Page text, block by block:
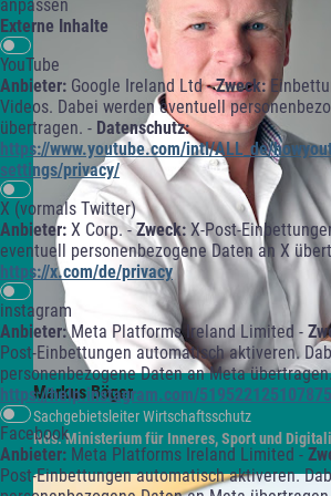
anpassen
Externe Inhalte
YouTube
Anbieter: Google Ireland Ltd -Zweck:
Videos. Dabei werden eventuell
übertragen. - Datenschutz:
https://www.youtube.com/intl/ALL_de/
settings/privacy/
X (vormals Twitter)
Anbieter: X Corp. -Zweck: X-Post-
eventuell personenbezogene Daten an X
https://x.com/de/privacy
instagram
Anbieter:Meta Platforms Ireland Limited -
Post-Einbettungen automatisch aktiveren.
personenbezogene Daten an Meta
https://help.instagram.com/
Facebook
Anbieter: Meta Platforms Ireland Limited -
Post-Einbettungen automatisch aktiveren.
Markus Böger
Sachgebietsleiter Wirtschaftsschutz
Nds. Ministerium für Inneres, Sport und